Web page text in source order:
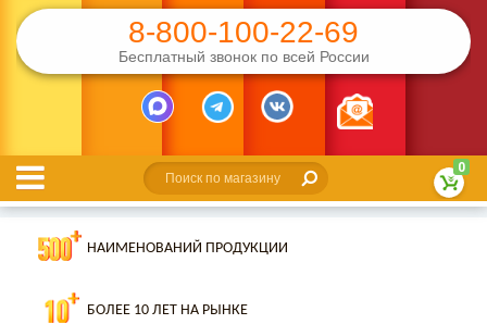
8-800-100-22-69
Бесплатный звонок по всей России
0
НАИМЕНОВАНИЙ ПРОДУКЦИИ
БОЛЕЕ 10 ЛЕТ НА РЫНКЕ